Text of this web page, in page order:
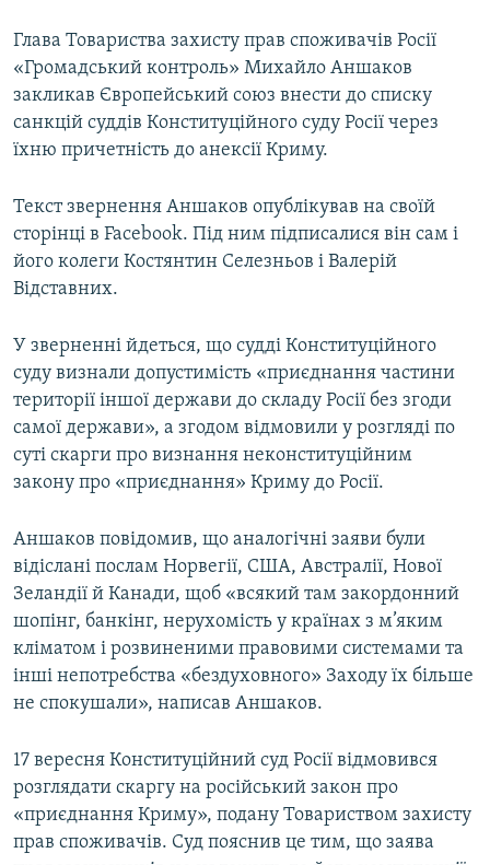
Усі сайти RFE/RL
Глава Товариства захисту прав споживачів Росії
«Громадський контроль» Михайло Аншаков
закликав Європейський союз внести до списку
санкцій суддів Конституційного суду Росії через
їхню причетність до анексії Криму.
Текст звернення Аншаков опублікував на своїй
сторінці в Facebook. Під ним підписалися він сам і
його колеги Костянтин Селезньов і Валерій
Відставних.
У зверненні йдеться, що судді Конституційного
суду визнали допустимість «приєднання частини
території іншої держави до складу Росії без згоди
самої держави», а згодом відмовили у розгляді по
суті скарги про визнання неконституційним
закону про «приєднання» Криму до Росії.
Аншаков повідомив, що аналогічні заяви були
відіслані послам Норвегії, США, Австралії, Нової
Зеландії й Канади, щоб «всякий там закордонний
шопінг, банкінг, нерухомість у країнах з м’яким
кліматом і розвиненими правовими системами та
інші непотребства «бездуховного» Заходу їх більше
не спокушали», написав Аншаков.
17 вересня Конституційний суд Росії відмовився
розглядати скаргу на російський закон про
«приєднання Криму», подану Товариством захисту
прав споживачів. Суд пояснив це тим, що заява